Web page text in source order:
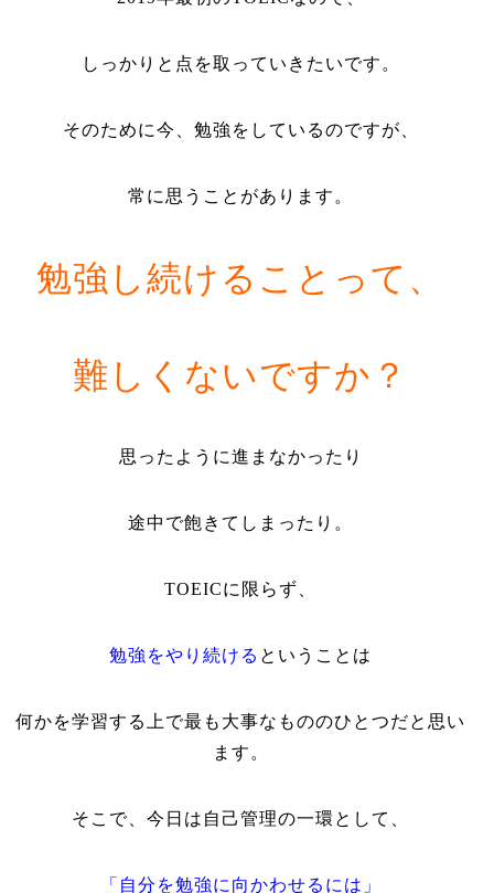
しっかりと点を取っていきたいです。
そのために今、勉強をしているのですが、
常に思うことがあります。
勉強し続けることって、
難しくないですか？
思ったように進まなかったり
途中で飽きてしまったり。
TOEICに限らず、
勉強をやり続ける ということは
何かを学習する上で最も大事なもののひとつだと思い
ます。
そこで、今日は自己管理の一環として、
「自分を勉強に向かわせるには」